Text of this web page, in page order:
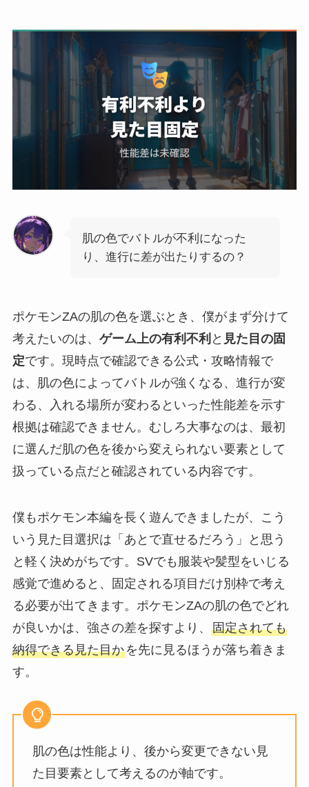
肌の色でバトルが不利になった
り、進行に差が出たりするの？
ポケモンZAの肌の色を選ぶとき、僕がまず分けて
考えたいのは、 ゲーム上の有利不利 と 見た目の固
定です。現時点で確認できる公式・攻略情報で
は、肌の色によってバトルが強くなる、進行が変
わる、入れる場所が変わるといった性能差を示す
根拠は確認できません。むしろ大事なのは、最初
に選んだ肌の色を後から変えられない要素として
扱っている点だと確認されている内容です。
僕もポケモン本編を長く遊んできましたが、こう
いう見た目選択は「あとで直せるだろう」と思う
と軽く決めがちです。SVでも服装や髪型をいじる
感覚で進めると、固定される項目だけ別枠で考え
る必要が出てきます。ポケモンZAの肌の色でどれ
が良いかは、強さの差を探すより、 固定されても
納得できる見た目かを先に見るほうが落ち着きま
す。
肌の色は性能より、後から変更できない見
た目要素として考えるのが軸です。